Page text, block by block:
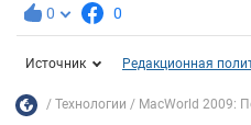
0 0
Источник Редакционная
Технологии МасWorld 2009: